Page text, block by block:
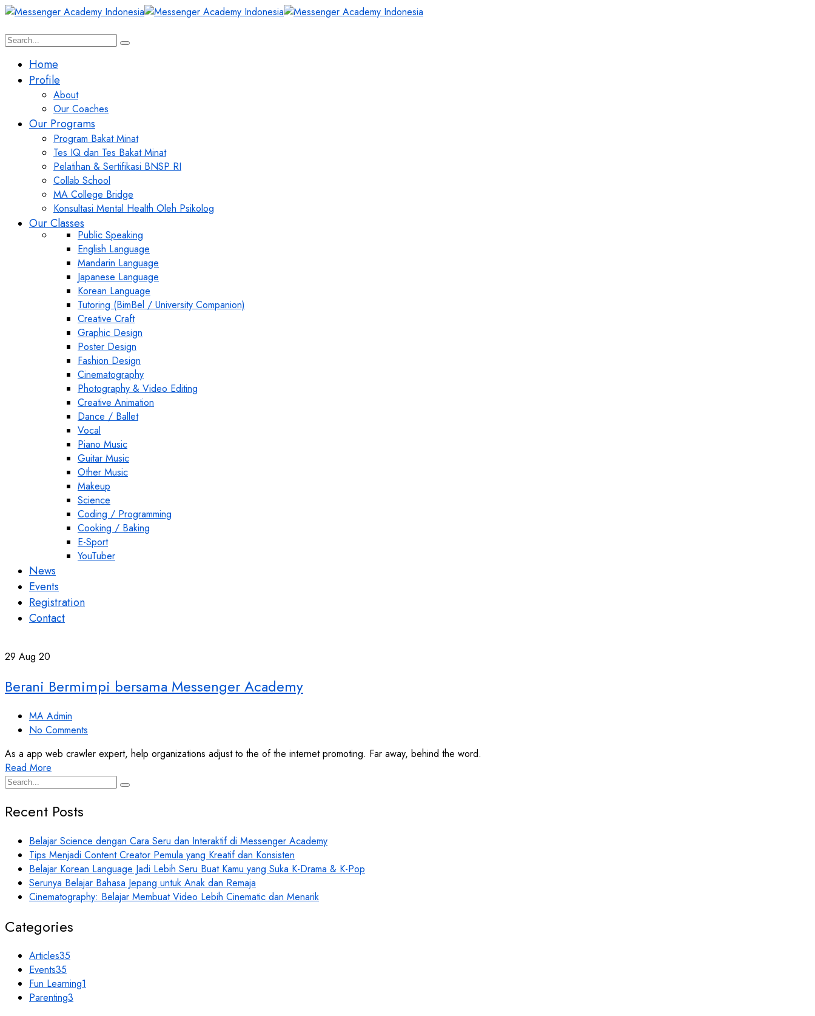
Home
Profile
About
Our Coaches
Our Programs
Program Bakat Minat
Tes IQ dan Tes Bakat Minat
Pelatihan & Sertifikasi BNSP RI
Collab School
MA College Bridge
Konsultasi Mental Health Oleh Psikolog
Our Classes
Public Speaking
English Language
Mandarin Language
Japanese Language
Korean Language
Tutoring (BimBel / University Companion)
Creative Craft
Graphic Design
Poster Design
Fashion Design
Cinematography
Photography & Video Editing
Creative Animation
Dance / Ballet
Vocal
Piano Music
Guitar Music
Other Music
Makeup
Science
Coding / Programming
Cooking / Baking
E-Sport
YouTuber
News
Events
Registration
Contact
29 Aug 20
Berani Bermimpi bersama Messenger Academy
MA Admin
No Comments
As a app web crawler expert, help organizations adjust to the of the internet promoting. Far away, behind the word.
Read More
Recent Posts
Belajar Science dengan Cara Seru dan Interaktif di Messenger Academy
Tips Menjadi Content Creator Pemula yang Kreatif dan Konsisten
Belajar Korean Language Jadi Lebih Seru Buat Kamu yang Suka K-Drama & K-Pop
Serunya Belajar Bahasa Jepang untuk Anak dan Remaja
Cinematography: Belajar Membuat Video Lebih Cinematic dan Menarik
Categories
Articles35
Events35
Fun Learning1
Parenting3